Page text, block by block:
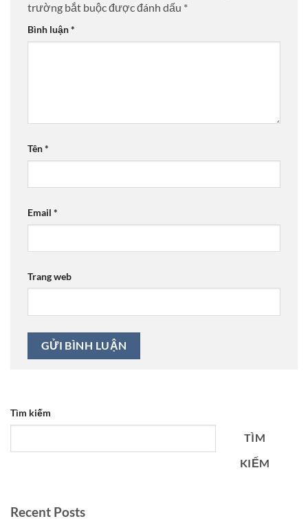
trường bắt buộc được đánh dấu *
Bình luận*
Tên*
Email *
Trang web
Tìm kiếm
TÌM
KIẾM
Recent Posts